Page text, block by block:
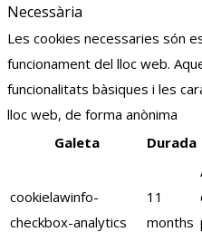
Necessària
Les cookies necessaries són
funcionament del lloc web.
funcionalitats bàsiques i les
lloc web, de forma anònima
Galeta
Durada
cookielawinfo-
checkbox-analytics
11
months